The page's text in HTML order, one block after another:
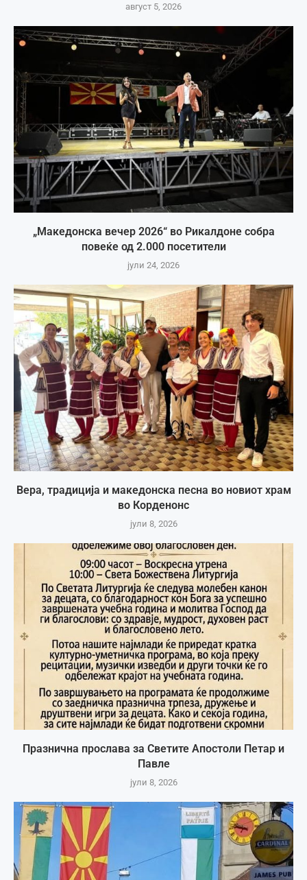
август 5, 2026
„Македонска вечер 2026“ во Рикалдоне собра
повеќе од 2.000 посетители
јули 24, 2026
Вера, традиција и македонска песна во новиот храм
во Корденонс
јули 8, 2026
Празнична прослава за Светите Апостоли Петар и
Павле
јули 8, 2026